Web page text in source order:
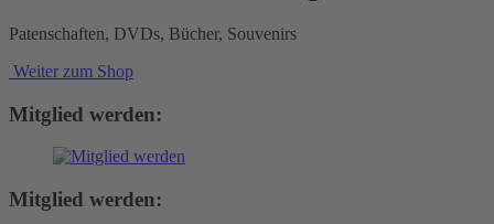
Patenschaften, DVDs, Bücher, Souvenirs
Weiter zum Shop
Mitglied werden:
Mitglied werden: